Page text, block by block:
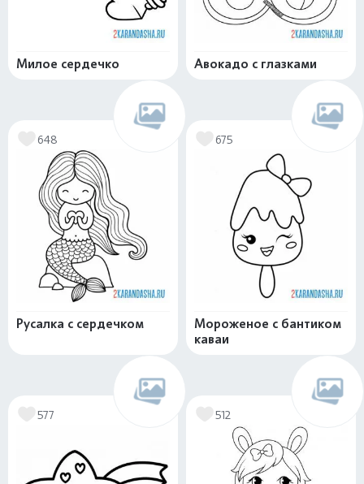
Милое сердечко Авокадо с глазками
648
Русалка с сердечком
675
Мороженое с бантиком
каваи
577 512